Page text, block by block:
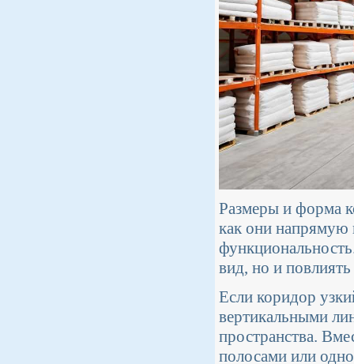
Размеры и форма
как они напрямую
вид, но и
Если коридор
вертикальными
пространства.
полосами или